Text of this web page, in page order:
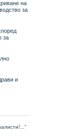
на
за
за
и
”